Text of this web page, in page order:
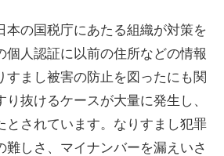
本の国税庁にあたる組織が対策を
個人認証に以前の住所などの情報
すまし被害の防止を図ったにも関
抜けるケースが大量に発生し、
とされています。なりすまし犯罪
難しさ、マイナンバーを漏えいさ